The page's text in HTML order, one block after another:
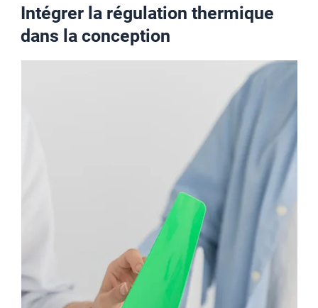
Intégrer la régulation thermique
dans la conception